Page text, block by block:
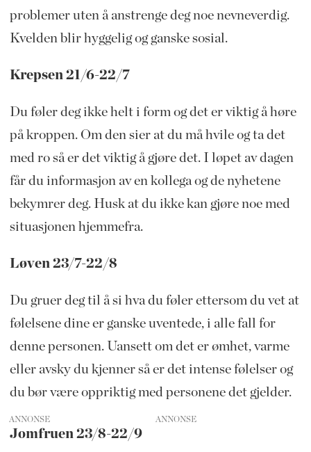
problemer uten å anstrenge deg noe nevneverdig.
Kvelden blir hyggelig og ganske sosial.
Krepsen 21/6-22/7
Du føler deg ikke helt i form og det er viktig å høre
på kroppen. Om den sier at du må hvile og ta det
med ro så er det viktig å gjøre det. I løpet av dagen
får du informasjon av en kollega og de nyhetene
bekymrer deg. Husk at du ikke kan gjøre noe med
situasjonen hjemmefra.
Løven 23/7-22/8
Du gruer deg til å si hva du føler ettersom du vet at
følelsene dine er ganske uventede, i alle fall for
denne personen. Uansett om det er ømhet, varme
eller avsky du kjenner så er det intense følelser og
du bør være oppriktig med personene det gjelder.
ANNONSE
Jomfruen 23/8-22/9